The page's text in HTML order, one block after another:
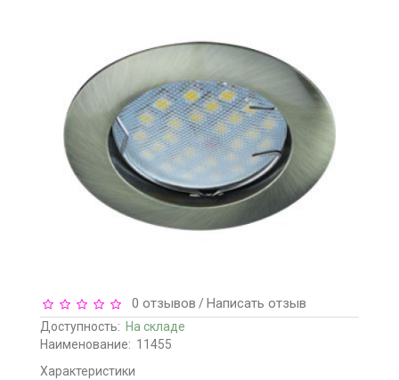
0 отзывов /Написать отзыв
Доступность: На складе
Наименование: 11455
Характеристики